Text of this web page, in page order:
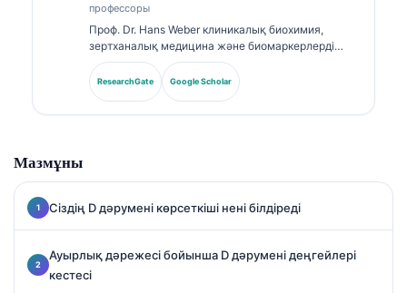
профессоры
Проф. Dr. Hans Weber клиникалық биохимия,
зертханалық медицина және биомаркерлерді
зерттеу саласында 30+ жылдық тәжірибесін
ұсынады. Германияның клиникалық химия
қоғамының бұрынғы президенті бола отырып, ол
ResearchGate Google Scholar
Мазмұны
Сіздің D дәрумені көрсеткіші нені білдіреді
Ауырлық дәрежесі бойынша D дәрумені деңгейлері
кестесі